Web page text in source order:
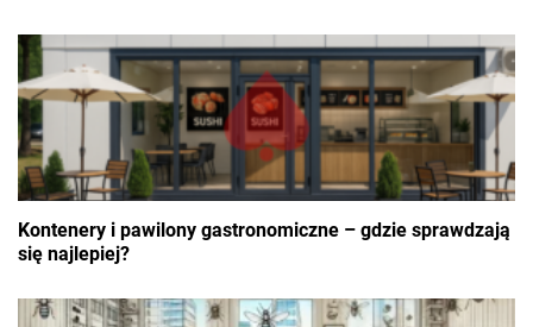
Kontenery i pawilony gastronomiczne – gdzie sprawdzają
się najlepiej?